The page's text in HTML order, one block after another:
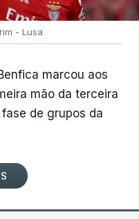
- Lusa
marcou aos
mão da terceira
de grupos da